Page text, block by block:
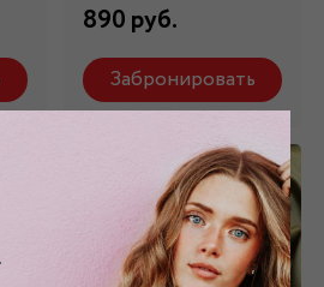
890 руб.
Забронировать